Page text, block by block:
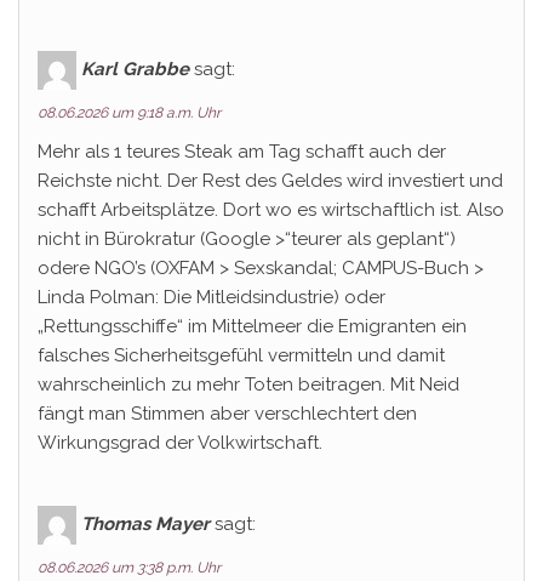
Karl Grabbe sagt:
08.06.2026 um 9:18 a.m. Uhr
Mehr als 1 teures Steak am Tag schafft auch der
Reichste nicht. Der Rest des Geldes wird investiert und
schafft Arbeitsplätze. Dort wo es wirtschaftlich ist. Also
nicht in Bürokratur (Google >“teurer als geplant“)
odere NGO’s (OXFAM > Sexskandal; CAMPUS-Buch >
Linda Polman: Die Mitleidsindustrie) oder
„Rettungsschiffe“ im Mittelmeer die Emigranten ein
falsches Sicherheitsgefühl vermitteln und damit
wahrscheinlich zu mehr Toten beitragen. Mit Neid
fängt man Stimmen aber verschlechtert den
Wirkungsgrad der Volkwirtschaft.
Thomas Mayer sagt:
08.06.2026 um 3:38 p.m. Uhr